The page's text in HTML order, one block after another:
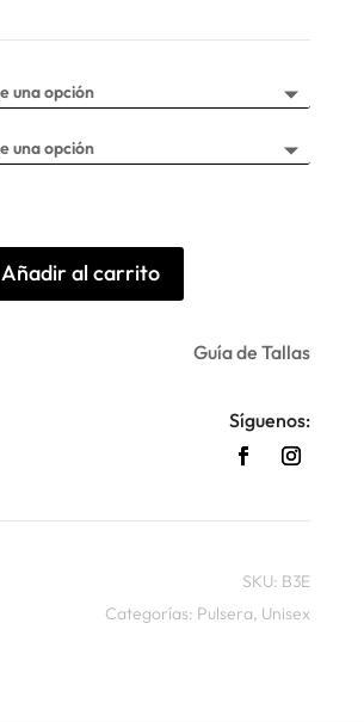
Añadir al carrito
Guía de Tallas
Síguenos:
SKU: B3E
Categorías: Pulsera, Unisex